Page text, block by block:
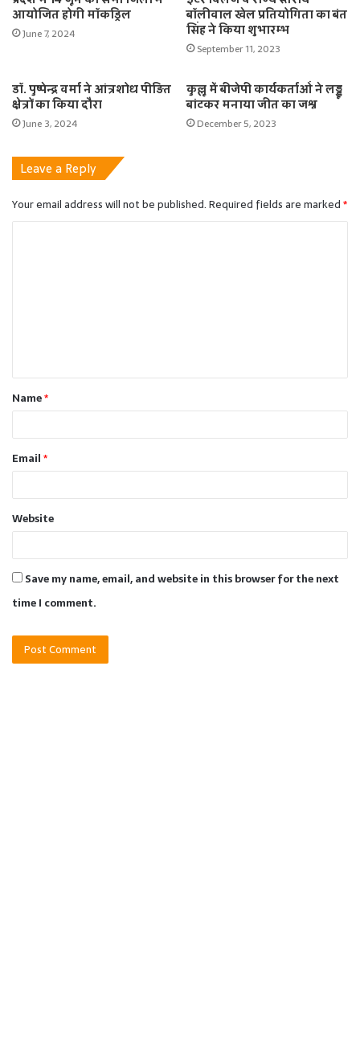
आयोजित होगी मॉकड्रिल
June 7, 2024
बॉलीवाल खेल प्रतियोगिता का बंत
सिंह ने किया शुभारम्भ
September 11, 2023
डॉ. पुष्पेन्द्र वर्मा ने आंत्रशोध पीड़ित
क्षेत्रों का किया दौरा
June 3, 2024
कुल्लू में बीजेपी कार्यकर्ताओं ने लड्डू
बांटकर मनाया जीत का जश्न
December 5, 2023
Leave a Reply
Your email address will not be published.Required fields are marked*
t
*Name*
Email*
Website
Save my name, email, and website in this browser for the next
time I comment.